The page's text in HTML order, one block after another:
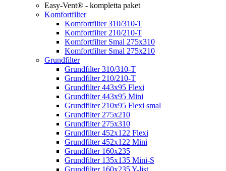
Easy-Vent® - kompletta paket
Komfortfilter
Komfortfilter 310/310-T
Komfortfilter 210/210-T
Komfortfilter Smal 275x310
Komfortfilter Smal 275x210
Grundfilter
Grundfilter 310/310-T
Grundfilter 210/210-T
Grundfilter 443x95 Flexi
Grundfilter 443x95 Mini
Grundfilter 210x95 Flexi smal
Grundfilter 275x210
Grundfilter 275x310
Grundfilter 452x122 Flexi
Grundfilter 452x122 Mini
Grundfilter 160x235
Grundfilter 135x135 Mini-S
Grundfilter 160x235 Y-list